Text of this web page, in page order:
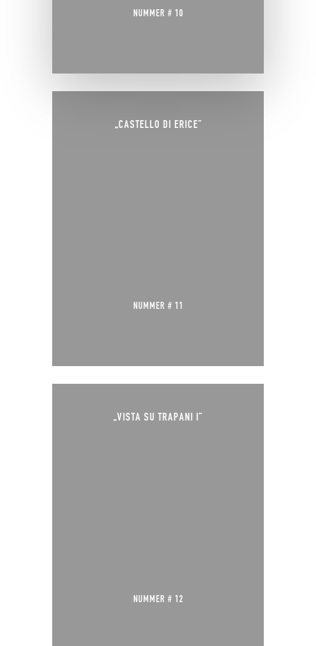
NUMMER # 10
„CASTELLO DI ERICE“
NUMMER # 11
„VISTA SU TRAPANI I“
NUMMER # 12